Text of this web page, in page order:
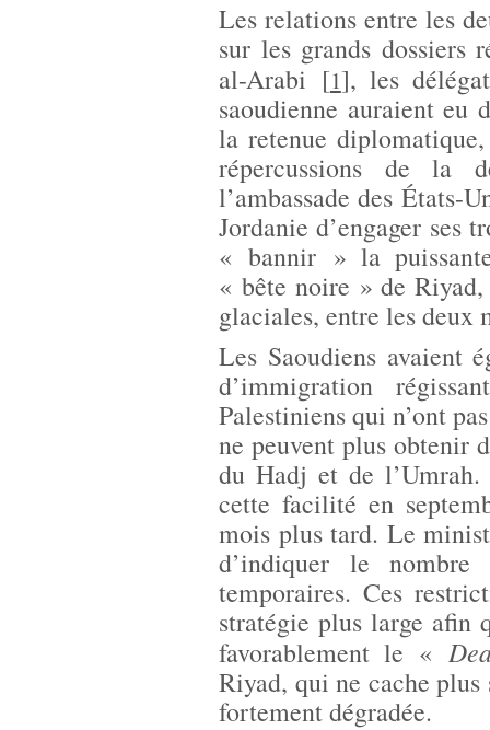
Les relations entre les
sur les grands dossiers
al-Arabi [1], les
saoudienne auraient eu
la retenue
répercussions de la
l’ambassade des États-
Jordanie d’engager ses
« bannir » la
« bête noire » de
glaciales, entre les deux
Les Saoudiens avaient
d’immigration
Palestiniens qui n’ont
ne peuvent plus obtenir
du Hadj et de l’Umrah.
cette facilité en
mois plus tard. Le
d’indiquer le
temporaires. Ces
stratégie plus large
favorablement le «
Riyad, qui ne cache plus
fortement dégradée.